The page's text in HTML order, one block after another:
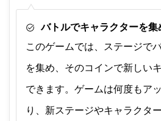
バトルでキャラクターを集
このゲームでは、ステージで
を集め、そのコインで新しい
できます。ゲームは何度もア
り、新ステージやキャラクタ